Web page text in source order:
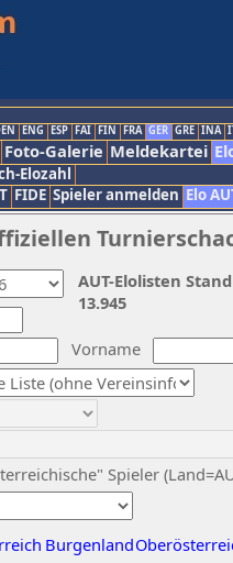
ENG ESP FAI FIN FRA GER GRE INA
Foto-Galerie Meldekartei
Elozahl
FIDE Spieler anmelden Elo
Vorname
Spieler
Burgenland
AUT-Elolisten
13.945